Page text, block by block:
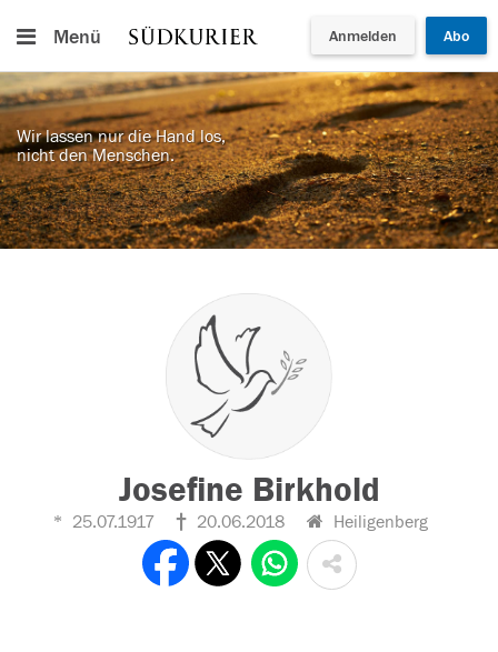
Menü Anmelden Abo
Wir lassen nur die Hand los,
nicht den Menschen.
Josefine Birkhold
25.07.1917 20.06.2018 Heiligenberg